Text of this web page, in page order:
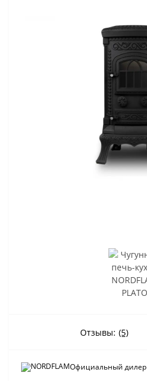
Отзывы: (5)
Официальный дилер